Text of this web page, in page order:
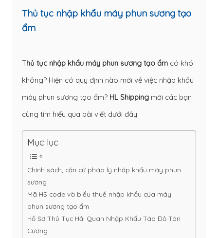
Thủ tục nhập khẩu máy phun sương tạo
ẩm
Thủ tục nhập khẩu máy phun sương tạo ẩm có khó
không? Hiện có quy định nào mới về việc nhập khẩu
máy phun sương tạo ẩm? HL Shipping mời các bạn
cùng tìm hiểu qua bài viết dưới đây.
Mục lục
Chính sách, căn cứ pháp lý nhập khẩu máy phun
sương
Mã HS code và biểu thuế nhập khẩu của máy
phun sương tạo ẩm
Hồ Sơ Thủ Tục Hải Quan Nhập Khẩu Táo Đỏ Tân
Cương